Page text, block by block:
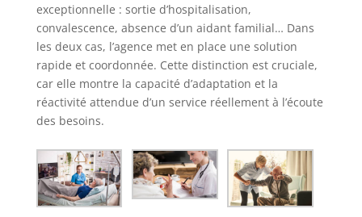
exceptionnelle : sortie d’hospitalisation,
convalescence, absence d’un aidant familial… Dans
les deux cas, l’agence met en place une solution
rapide et coordonnée. Cette distinction est cruciale,
car elle montre la capacité d’adaptation et la
réactivité attendue d’un service réellement à l’écoute
des besoins.